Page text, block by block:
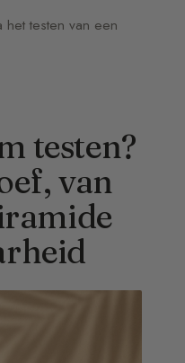
testen van een
testen?
van